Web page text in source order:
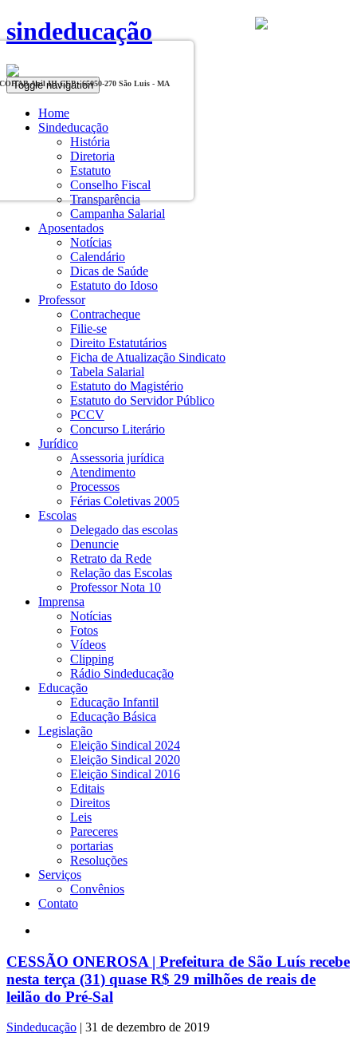
sindeducação
Toggle navigation
Home
Sindeducação
História
Diretoria
Estatuto
Conselho Fiscal
Transparência
Campanha Salarial
Aposentados
Notícias
Calendário
Dicas de Saúde
Estatuto do Idoso
Professor
Contracheque
Filie-se
Direito Estatutários
Ficha de Atualização Sindicato
Tabela Salarial
Estatuto do Magistério
Estatuto do Servidor Público
PCCV
Concurso Literário
Jurídico
Assessoria jurídica
Atendimento
Processos
Férias Coletivas 2005
Escolas
Delegado das escolas
Denuncie
Retrato da Rede
Relação das Escolas
Professor Nota 10
Imprensa
Notícias
Fotos
Vídeos
Clipping
Rádio Sindeducação
Educação
Educação Infantil
Educação Básica
Legislação
Eleição Sindical 2024
Eleição Sindical 2020
Eleição Sindical 2016
Editais
Direitos
Leis
Pareceres
portarias
Resoluções
Serviços
Convênios
Contato
CESSÃO ONEROSA | Prefeitura de São Luís recebe
nesta terça (31) quase R$ 29 milhões de reais de
leilão do Pré-Sal
Sindeducação | 31 de dezembro de 2019
COHAB Anil III CEP - 65050-270 São Luis - MA